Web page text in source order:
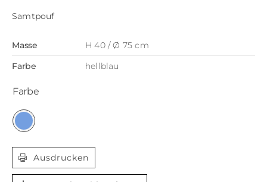
Samtpouf
Masse
H 40 / Ø 75 cm
Farbe
hellblau
Farbe
Ausdrucken